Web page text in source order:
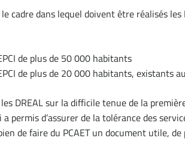
cadre dans lequel doivent être réalisés les
de plus de 50 000 habitants
de plus de 20 000 habitants, existants
DREAL sur la difficile tenue de la
permis d’assurer de la tolérance des
de faire du PCAET un document utile,